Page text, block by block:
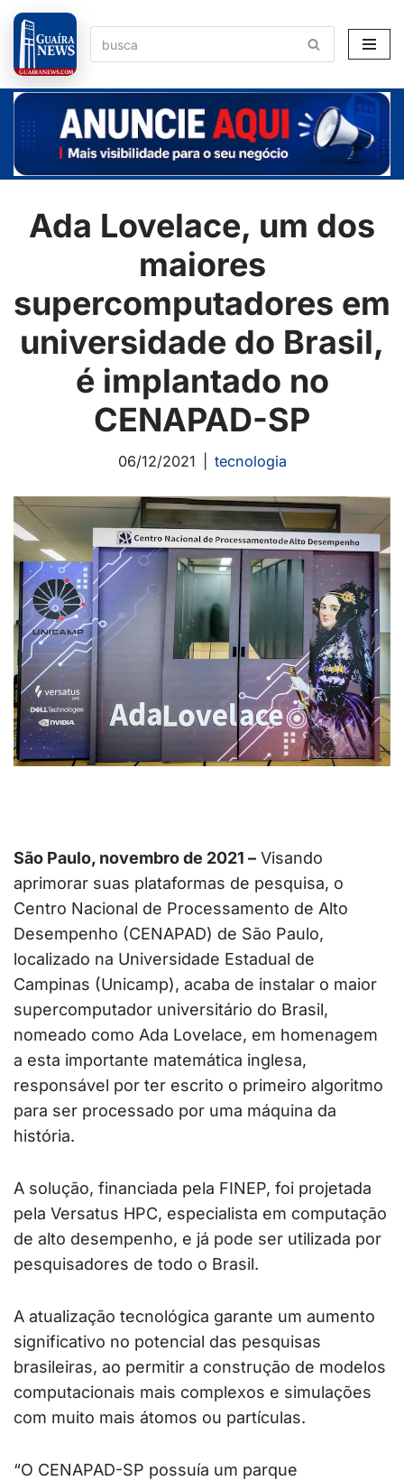
Pular
para
o
conteúdo
Ada Lovelace, um dos
maiores
supercomputadores em
universidade do Brasil,
é implantado no
CENAPAD-SP
06/12/2021 tecnologia
São Paulo, novembro de 2021 – Visando
aprimorar suas plataformas de pesquisa, o
Centro Nacional de Processamento de Alto
Desempenho (CENAPAD) de São Paulo,
localizado na Universidade Estadual de
Campinas (Unicamp), acaba de instalar o maior
supercomputador universitário do Brasil,
nomeado como Ada Lovelace, em homenagem
a esta importante matemática inglesa,
responsável por ter escrito o primeiro algoritmo
para ser processado por uma máquina da
história.
A solução, financiada pela FINEP, foi projetada
pela Versatus HPC, especialista em computação
de alto desempenho, e já pode ser utilizada por
pesquisadores de todo o Brasil.
A atualização tecnológica garante um aumento
significativo no potencial das pesquisas
brasileiras, ao permitir a construção de modelos
computacionais mais complexos e simulações
com muito mais átomos ou partículas.
“O CENAPAD-SP possuía um parque